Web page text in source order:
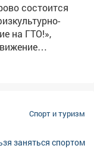
состоится
на ГТО!»,
участника из
на различного
из числа
и
и
Спорт и туризм